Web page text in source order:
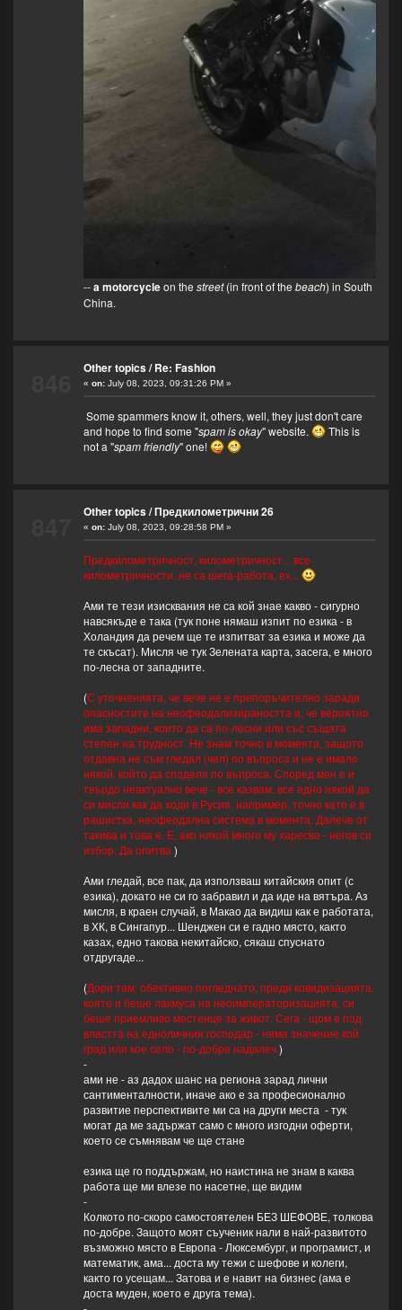
--a motorcycleon the street(in front of the beach) in South
China.
Other topics/Re: Fashion
« on:July 08, 2023, 09:31:26 PM »
Some spammers know it, others, well, they just don't care
and hope to find some "spam is okay" website.
This is
not a "spam friendly" one!
Other topics/Предкилометрични 26
« on:July 08, 2023, 09:28:58 PM »
Предкилометричност, километричност... все
километричности, не са шега-работа, ех...
Ами те тези изисквания не са кой знае какво - сигурно
навсякъде е така (тук поне нямаш изпит по езика - в
Холандия да речем ще те изпитват за езика и може да
те скъсат). Мисля че тук Зелената карта, засега, е много
по-лесна от западните.
(С уточненията, че вече не е препоръчително заради
опасностите на неофеодализираността и, че вероятно
има западни, които да са по-лесни или със същата
степен на трудност. Не знам точно в момента, защото
отдавна не съм гледал (чел) по въпроса и не е имало
някой, който да споделя по въпроса. Според мен е и
твърдо неактуално вече - все казвам, все едно някой да
си мисли как да ходи в Русия, например, точно като е в
рашистка, неофеодална система в момента. Далече от
такива и това е. Е, ако някой много му харесва - негов си
избор. Да опитва.)
Ами гледай, все пак, да използваш китайския опит (с
езика), докато не си го забравил и да иде на вятъра. Аз
мисля, в краен случай, в Макао да видиш как е работата,
в ХК, в Сингапур... Шенджен си е гадно място, както
казах, едно такова некитайско, сякаш спуснато
отдругаде...
(Дори там, обективно погледнато, преди ковидизацията,
която и беше лакмуса на неоимператоризацията, си
беше приемливо местенце за живот. Сега - щом е под
властта на едноличния господар - няма значение кой
град или кое село - по-добре надалеч.)
-
ами не - аз дадох шанс на региона зарад лични
сантименталности, иначе ако е за професионално
развитие перспективите ми са на други места - тук
могат да ме задържат само с много изгодни оферти,
което се съмнявам че ще стане
езика ще го поддържам, но наистина не знам в каква
работа ще ми влезе по насетне, ще видим
-
Колкото по-скоро самостоятелен БЕЗ ШЕФОВЕ, толкова
по-добре. Защото моят съученик нали в най-развитото
възможно място в Европа - Люксембург, и програмист, и
математик, ама... доста му тежи с шефове и колеги,
както го усещам... Затова и е навит на бизнес (ама е
доста муден, което е друга тема).